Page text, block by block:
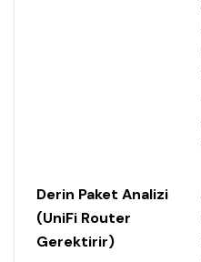
Derin Paket Analizi
(UniFi Router
Gerektirir)